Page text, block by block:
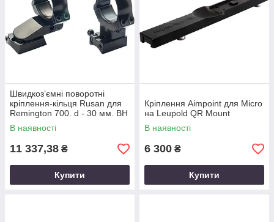
Швидкоз’ємні поворотні
кріплення-кільця Rusan для
Remington 700. d - 30 мм. BH
21 мм. KR32 мм
В наявності
11 337,38 ₴
Купити
Кріплення Aimpoint для Micro
на Leupold QR Mount
В наявності
6 300 ₴
Купити